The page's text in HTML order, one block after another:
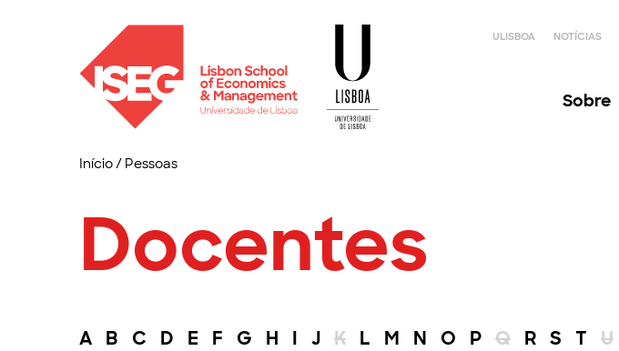
ULISBOA NOTÍCIAS
Sobre
Início/ Pessoas
Docentes
A B C D E F G H I J K L M N O P Q R S T U